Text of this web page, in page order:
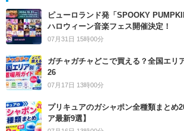
ピューロランド発「SPOOKY
ハロウィーン音楽フェス開催決定！
07月31日 15時00分
ガチャガチャどこで買える？全国エリ
26
07月17日 13時00分
プリキュアのガシャポン全種類まとめ
ア最新9選】